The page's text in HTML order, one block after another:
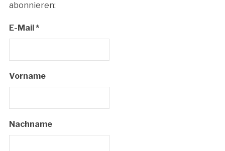
abonnieren:
E-Mail*
Vorname
Nachname